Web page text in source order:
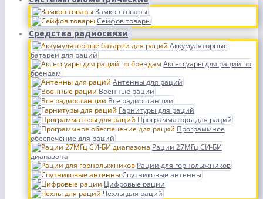
Замков товары
Сейфов товары
Средства радиосвязи
Аккумуляторные
батареи для раций
Аксессуары для раций по
брендам
Антенны для раций
Военные рации
Все радиостанции
Гарнитуры для раций
Программаторы для раций
Программное
обеспечение для раций
Рации 27МГц СИ-БИ
диапазона
Рации для горнолыжников
Спутниковые антенны
Цифровые рации
Чехлы для раций